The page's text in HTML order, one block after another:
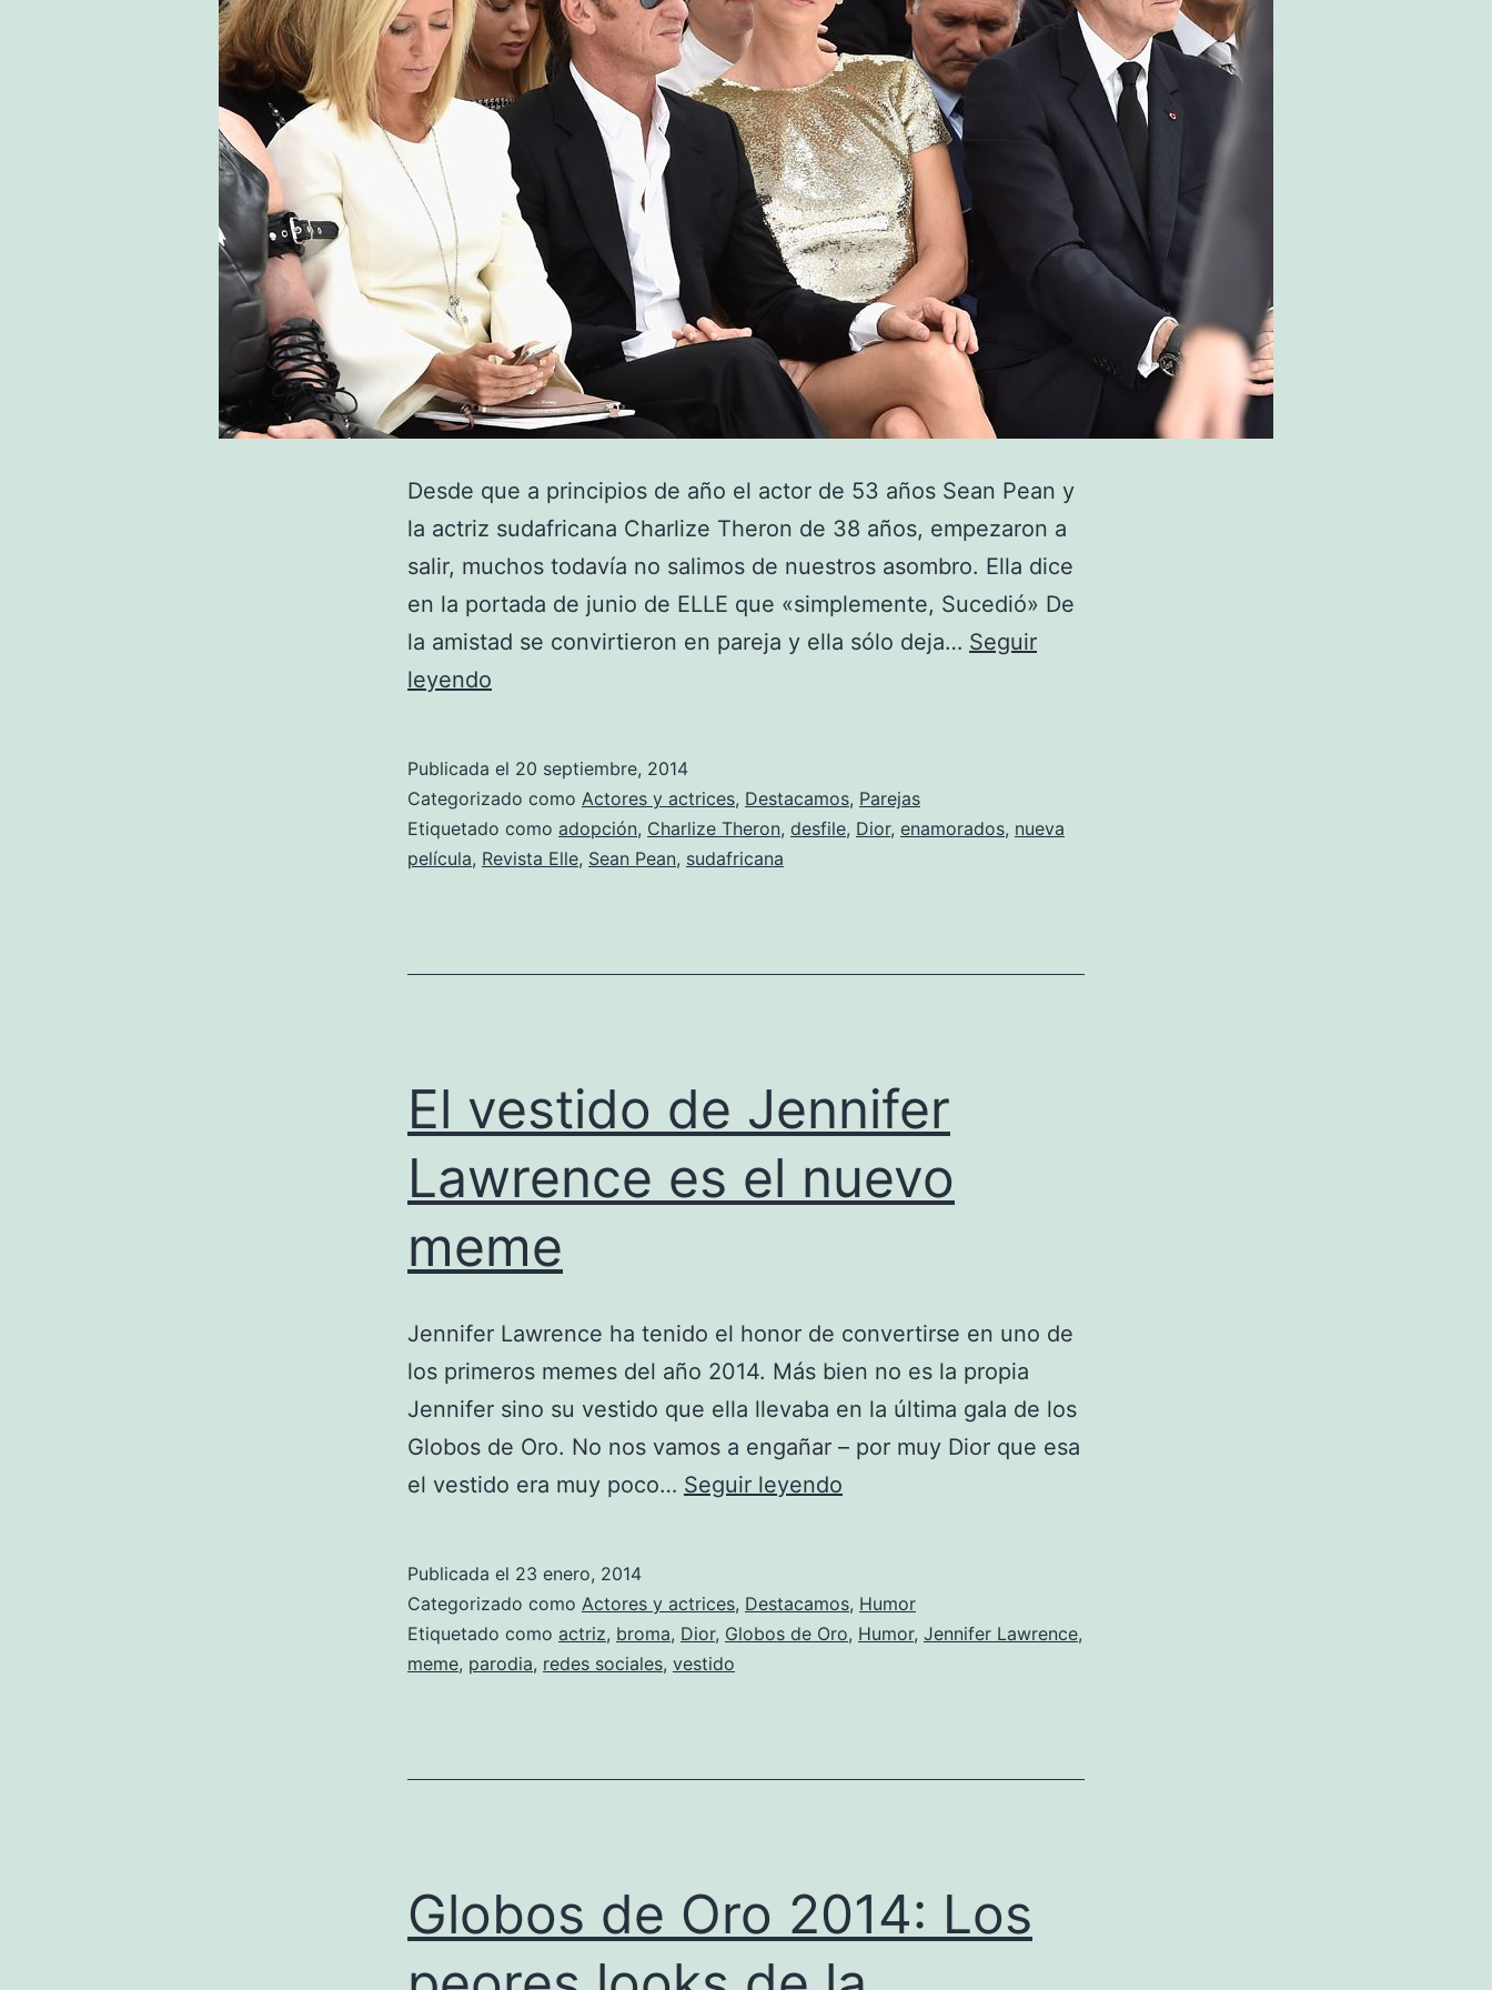
Desde que a principios de año el actor de 53 años Sean Pean y
la actriz sudafricana Charlize Theron de 38 años, empezaron a
salir, muchos todavía no salimos de nuestros asombro. Ella dice
en la portada de junio de ELLE que «simplemente, Sucedió» De
la amistad se convirtieron en pareja y ella sólo deja… Seguir
leyendo
carantoñas
en
el
Dior
Publicada el 20 septiembre, 2014
Categorizado como Actores y actrices, Destacamos, Parejas
Etiquetado como adopción, Charlize Theron, desfile, Dior, enamorados, nueva
película, Revista Elle, Sean Pean, sudafricana
El vestido de Jennifer
Lawrence es el nuevo
meme
Jennifer Lawrence ha tenido el honor de convertirse en uno de
los primeros memes del año 2014. Más bien no es la propia
Jennifer sino su vestido que ella llevaba en la última gala de los
Globos de Oro. No nos vamos a engañar – por muy Dior que esa
el vestido era muy poco… Seguir leyendo
Jennifer
Lawrence
meme
Publicada el 23 enero, 2014
Categorizado como Actores y actrices, Destacamos, Humor
Etiquetado como actriz, broma, Dior, Globos de Oro, Humor, Jennifer Lawrence,
meme, parodia, redes sociales, vestido
Globos de Oro 2014: Los